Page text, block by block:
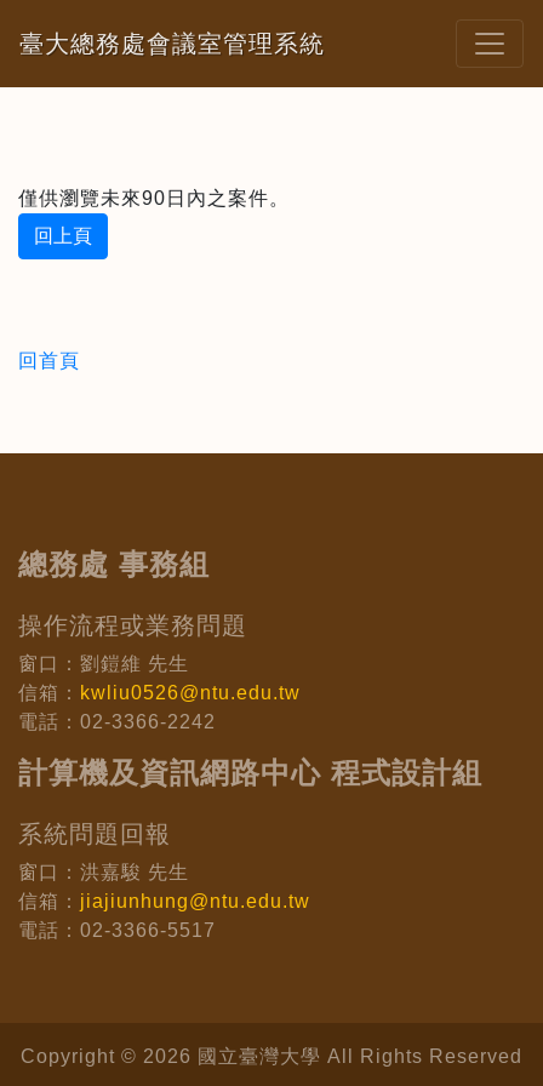
臺大總務處會議室管理系統
僅供瀏覽未來90日內之案件。
回上頁
回首頁
總務處 事務組
操作流程或業務問題
窗口：劉鎧維 先生
信箱： kwliu0526@ntu.edu.tw
電話：02-3366-2242
計算機及資訊網路中心 程式設計組
系統問題回報
窗口：洪嘉駿 先生
信箱： jiajiunhung@ntu.edu.tw
電話：02-3366-5517
Copyright © 2026 國立臺灣大學 All Rights Reserved